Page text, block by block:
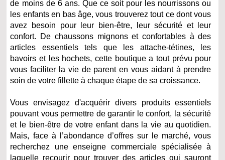
de moins de 6 ans. Que ce soit pour les nourrissons ou
les enfants en bas âge, vous trouverez tout ce dont vous
avez besoin pour leur bien-être, leur sécurité et leur
confort. De chaussons mignons et confortables à des
articles essentiels tels que les attache-tétines, les
bavoirs et les hochets, cette boutique a tout prévu pour
vous faciliter la vie de parent en vous aidant à prendre
soin de votre fillette à chaque étape de sa croissance.
Vous envisagez d'acquérir divers produits essentiels
pouvant vous permettre de garantir le confort, la sécurité
et le bien-être de votre enfant dans la vie au quotidien.
Mais, face à l’abondance d’offres sur le marché, vous
recherchez une enseigne commerciale spécialisée à
laquelle recourir pour trouver des articles qui sauront